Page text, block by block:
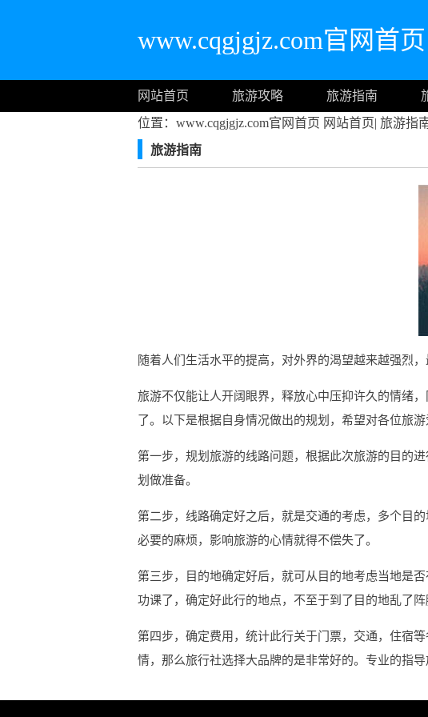
www.cqgjgjz.com官网首页
网站首页 旅游攻略 旅游指南
位置：www.cqgjgjz.com官网首页 网站首页| 旅游指
旅游指南
随着人们生活水平的提高，对外界的渴望越来越强烈
旅游不仅能让人开阔眼界，释放心中压抑许久的情绪
了。以下是根据自身情况做出的规划，希望对各位旅游
第一步，规划旅游的线路问题，根据此次旅游的目的
划做准备。
第二步，线路确定好之后，就是交通的考虑，多个目
必要的麻烦，影响旅游的心情就得不偿失了。
第三步，目的地确定好后，就可从目的地考虑当地是
功课了，确定好此行的地点，不至于到了目的地乱了阵
第四步，确定费用，统计此行关于门票，交通，住宿
情，那么旅行社选择大品牌的是非常好的。专业的指导